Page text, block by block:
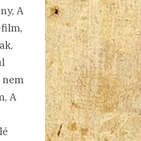
A
nem
A